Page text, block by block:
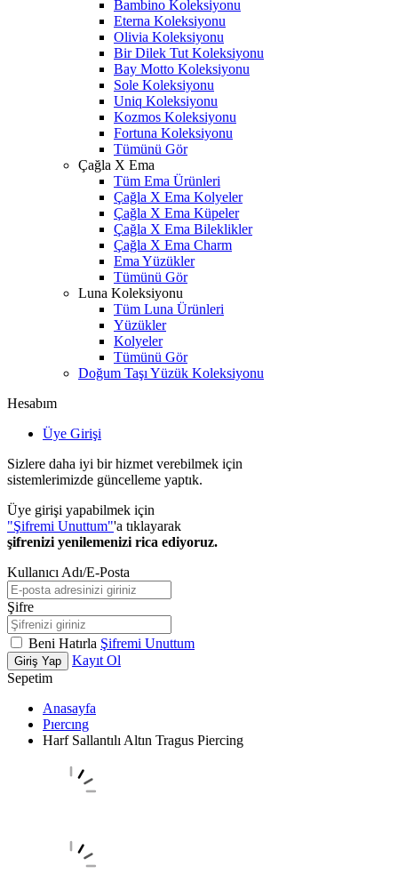
Bambino Koleksiyonu
Eterna Koleksiyonu
Olivia Koleksiyonu
Bir Dilek Tut Koleksiyonu
Bay Motto Koleksiyonu
Sole Koleksiyonu
Uniq Koleksiyonu
Kozmos Koleksiyonu
Fortuna Koleksiyonu
Tümünü Gör
Çağla X Ema
Tüm Ema Ürünleri
Çağla X Ema Kolyeler
Çağla X Ema Küpeler
Çağla X Ema Bileklikler
Çağla X Ema Charm
Ema Yüzükler
Tümünü Gör
Luna Koleksiyonu
Tüm Luna Ürünleri
Yüzükler
Kolyeler
Tümünü Gör
Doğum Taşı Yüzük Koleksiyonu
Hesabım
Üye Girişi
Sizlere daha iyi bir hizmet verebilmek için
sistemlerimizde güncelleme yaptık.
Üye girişi yapabilmek için
"Şifremi Unuttum"'a tıklayarak
şifrenizi yenilemenizi rica ediyoruz.
Kullanıcı Adı/E-Posta
Şifre
Beni Hatırla Şifremi Unuttum
Giriş Yap
Kayıt Ol
Sepetim
Anasayfa
Pıercıng
Harf Sallantılı Altın Tragus Piercing